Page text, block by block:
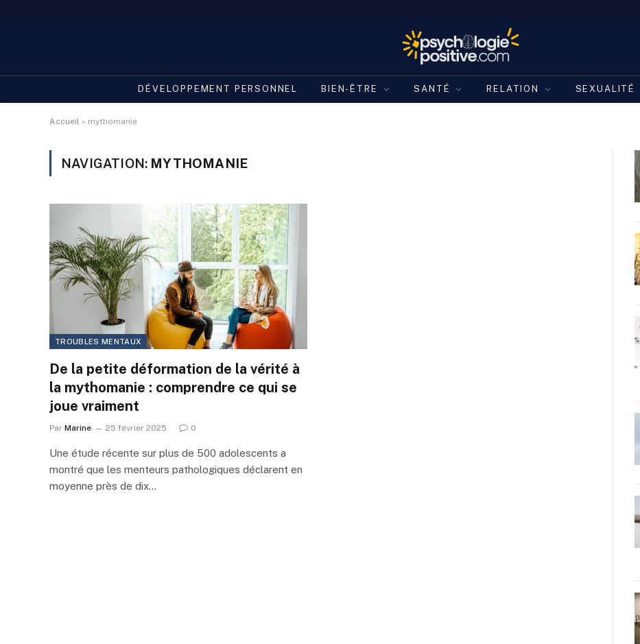
DÉVELOPPEMENT PERSONNEL BIEN-ÊTRE SANTÉ RELATION SEXUALITÉ
Accueil » mythomanie
NAVIGATION: MYTHOMANIE
TROUBLES MENTAUX
De la petite déformation de la vérité à
la mythomanie : comprendre ce qui se
joue vraiment
Par Marine 25 février 2025 0
Une étude récente sur plus de 500 adolescents a
montré que les menteurs pathologiques déclarent en
moyenne près de dix…